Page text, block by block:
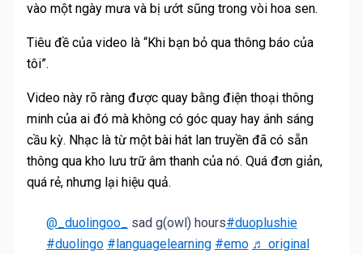
vào một ngày mưa và bị ướt sũng trong vòi hoa sen.
Tiêu đề của video là “Khi bạn bỏ qua thông báo của
tôi”.
Video này rõ ràng được quay bằng điện thoại thông
minh của ai đó mà không có góc quay hay ánh sáng
cầu kỳ. Nhạc là từ một bài hát lan truyền đã có sẵn
thông qua kho lưu trữ âm thanh của nó. Quá đơn giản,
quá rẻ, nhưng lại hiệu quả.
@_duolingoo_ sad g(owl) hours#duoplushie
#duolingo #languagelearning #emo ♬ original